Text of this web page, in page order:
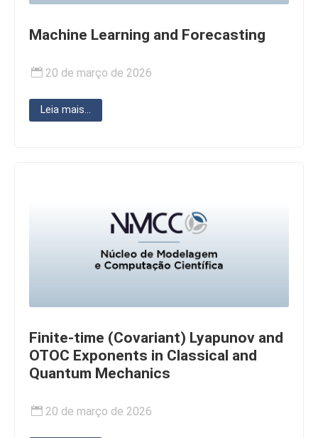
Machine Learning and Forecasting
20 de março de 2026
Leia mais...
Finite-time (Covariant) Lyapunov and
OTOC Exponents in Classical and
Quantum Mechanics
20 de março de 2026